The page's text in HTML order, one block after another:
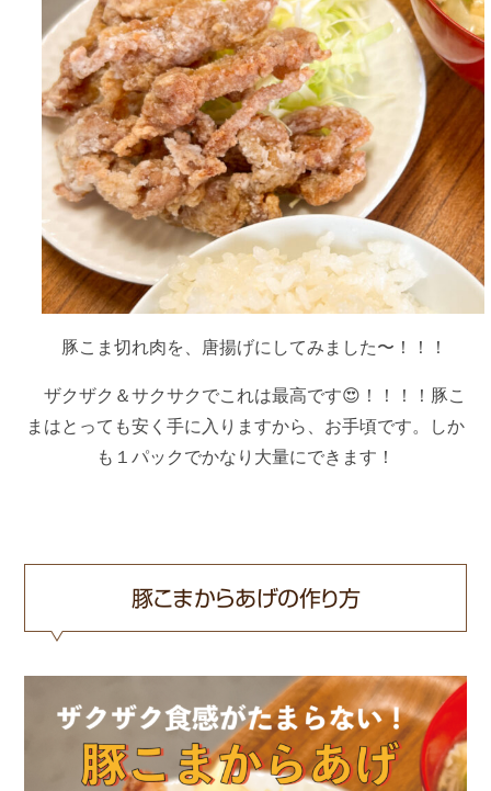
豚こま切れ肉を、唐揚げにしてみました〜！！！
ザクザク＆サクサクでこれは最高です😍！！！！豚こ
まはとっても安く手に入りますから、お手頃です。しか
も１パックでかなり大量にできます！
豚こまからあげの作り方